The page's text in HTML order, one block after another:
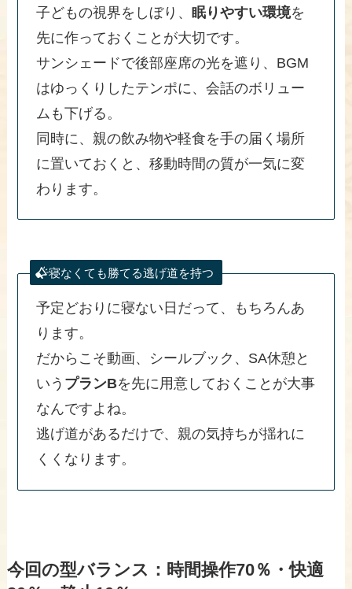
子どもの視界をしぼり、 眠りやすい環境を
先に作っておくことが大切です。
サンシェードで後部座席の光を遮り、BGM
はゆっくりしたテンポに、会話のボリュー
ムも下げる。
同時に、親の飲み物や軽食を手の届く場所
に置いておくと、移動時間の質が一気に変
わります。
寝なくても勝てる逃げ道を持つ
予定どおりに寝ない日だって、もちろんあ
ります。
だからこそ動画、シールブック、SA休憩と
いう プランBを先に用意しておくことが大事
なんですよね。
逃げ道があるだけで、親の気持ちが揺れに
くくなります。
今回の型バランス：時間操作70％・快適